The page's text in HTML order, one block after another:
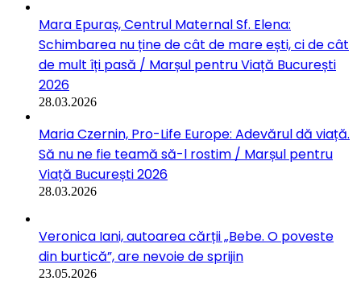
Mara Epuraș, Centrul Maternal Sf. Elena:
Schimbarea nu ține de cât de mare ești, ci de cât
de mult îți pasă / Marșul pentru Viață București
2026
28.03.2026
Maria Czernin, Pro-Life Europe: Adevărul dă viață.
Să nu ne fie teamă să-l rostim / Marșul pentru
Viață București 2026
28.03.2026
Veronica Iani, autoarea cărții „Bebe. O poveste
din burtică”, are nevoie de sprijin
23.05.2026